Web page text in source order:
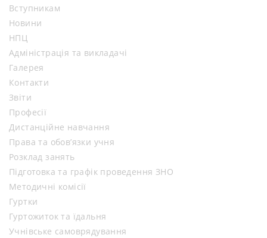
Вступникам
Новини
НПЦ
Адміністрація та викладачі
Галерея
Контакти
Звіти
Професії
Дистанційне навчання
Права та обов’язки учня
Розклад занять
Підготовка та графік проведення ЗНО
Методичні комісії
Гуртки
Гуртожиток та їдальня
Учнівське самоврядування